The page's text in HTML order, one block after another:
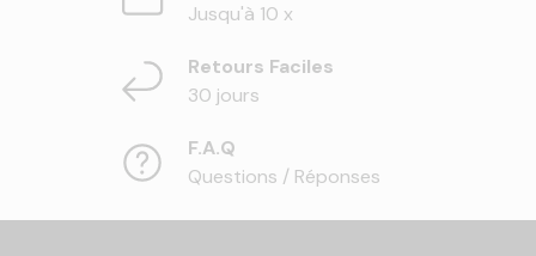
Jusqu'à 10 x
Retours Faciles
30 jours
F.A.Q
Questions / Réponses